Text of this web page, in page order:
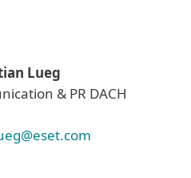
Lueg
& PR DACH